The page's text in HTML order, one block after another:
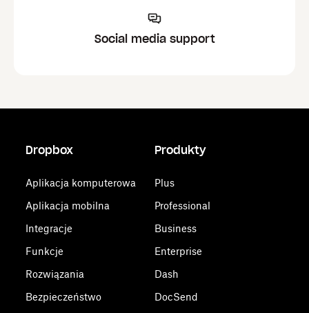
Social media support
Dropbox
Aplikacja komputerowa
Aplikacja mobilna
Integracje
Funkcje
Rozwiązania
Bezpieczeństwo
Produkty
Plus
Professional
Business
Enterprise
Dash
DocSend